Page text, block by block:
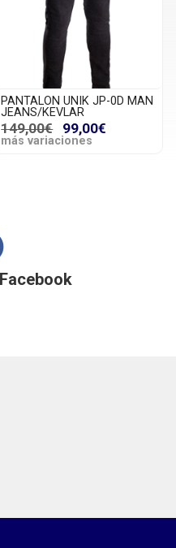
PANTALON UNIK JP-0D MAN
JEANS/KEVLAR
149,00€ 99,00€
más variaciones
Facebook